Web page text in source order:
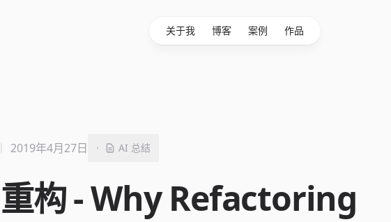
关于我 博客 案例 作品
重构 - Why Refactoring
2019年4月27日 · AI 总结